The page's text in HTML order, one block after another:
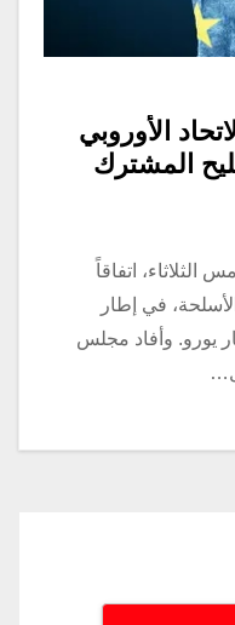
الاتحاد الأوروبي
المشترك
الاتحاد الأوروبي الـ27، أمس الثلاثاء، اتفاقاً
في إطار
تبلغ قيمته 150 مليار يورو. وأفاد مجلس